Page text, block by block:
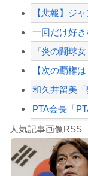
【悲報】坂
一回だけ好
和久井留美「
8/4のニュー
人気記事画像RSS